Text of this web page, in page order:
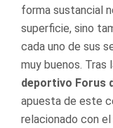
forma sustancial
superficie, sino
cada uno de sus
muy buenos. Tras
deportivo Forus
apuesta de este
relacionado con